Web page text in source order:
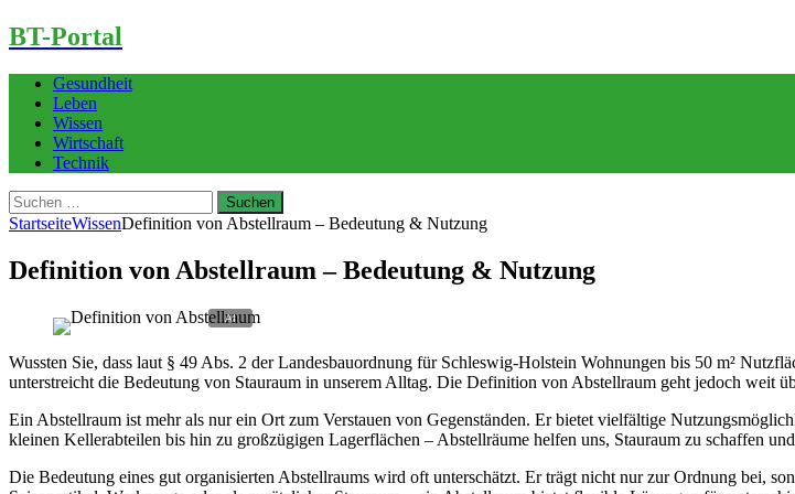
BT-Portal
Gesundheit
Leben
Wissen
Wirtschaft
Technik
Suchen
nach:
StartseiteWissenDefinition von Abstellraum – Bedeutung & Nutzung
Definition von Abstellraum – Bedeutung & Nutzung
Wussten Sie, dass laut § 49 Abs. 2 der Landesbauordnung für Schleswig-Holstein Wohnungen bis 50 m²
unterstreicht die Bedeutung von Stauraum in unserem Alltag. Die Definition von Abstellraum geht jedoch weit
Ein Abstellraum ist mehr als nur ein Ort zum Verstauen von Gegenständen. Er bietet vielfältige
kleinen Kellerabteilen bis hin zu großzügigen Lagerflächen – Abstellräume helfen uns, Stauraum zu schaffen
Die Bedeutung eines gut organisierten Abstellraums wird oft unterschätzt. Er trägt nicht nur zur Ordnung bei,